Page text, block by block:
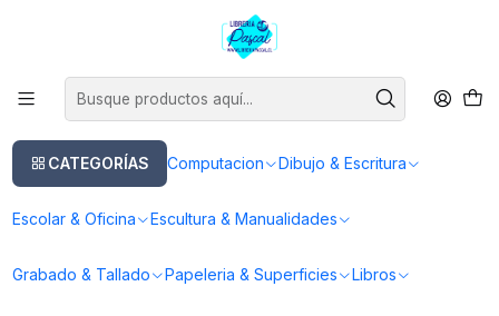
CATEGORÍAS Computacion Dibujo & Escritura
Escolar & Oficina Escultura & Manualidades
Grabado & Tallado Papeleria & Superficies Libros
Este es el texto del slide
Sakura Poster Color - Tempera 30ml